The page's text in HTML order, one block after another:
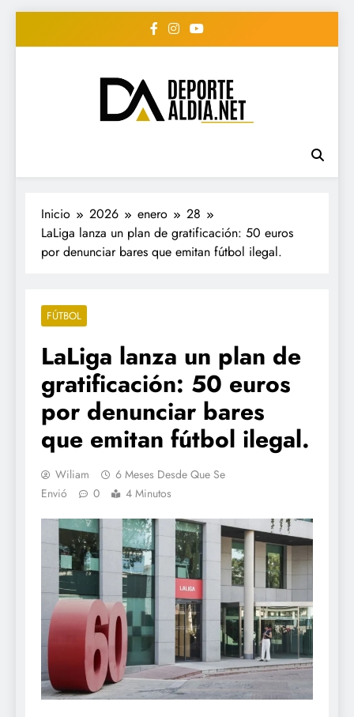
• DEPORTE AL DIA •
"Periodico Deportivo
Digital"
#deportealdiard #deportealdiaperiodico
Inicio 2026 enero
28
LaLiga lanza un plan de gratificación: 50 euros
por denunciar bares que emitan fútbol ilegal.
FÚTBOL
LaLiga lanza un plan de
gratificación: 50 euros
por denunciar bares
que emitan fútbol ilegal.
Wiliam
6 Meses Desde Que Se
Envió
0 4 Minutos